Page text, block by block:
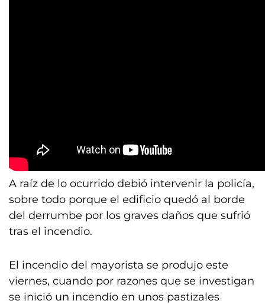
A raíz de lo ocurrido debió intervenir la policía,
sobre todo porque el edificio quedó al borde
del derrumbe por los graves daños que sufrió
tras el incendio.
El incendio del mayorista se produjo este
viernes, cuando por razones que se investigan
se inició un incendio en unos pastizales